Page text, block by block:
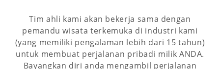
Tim ahli kami akan bekerja sama dengan
pemandu wisata terkemuka di industri kami
(yang memiliki pengalaman lebih dari 15 tahun)
untuk membuat perjalanan pribadi milik ANDA.
Bayangkan diri anda mengambil perjalanan